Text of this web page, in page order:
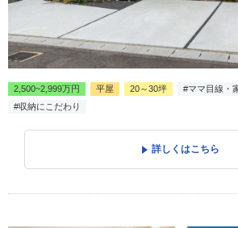
2,500~2,999万円 平屋 20～30坪 #ママ目線・
#収納にこだわり
詳しくはこちら